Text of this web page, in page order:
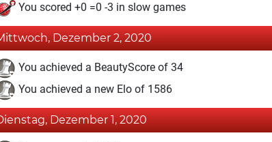
You scored +0 =0 -3 in slow games
Dezember 2, 2020
You achieved a BeautyScore of 34
You achieved a new Elo of 1586
Dezember 1, 2020